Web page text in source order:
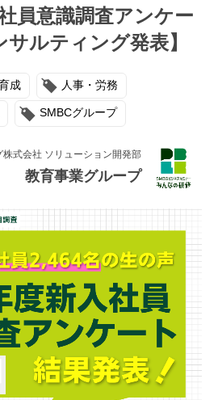
ション
員意識調査アンケー
サルティング発表】
成 人事・労務
SMBCグループ
式会社 ソリューション開発部
教育事業グループ